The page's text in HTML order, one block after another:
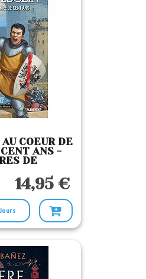
COEUR DE
ANS -
DE
14,95 €